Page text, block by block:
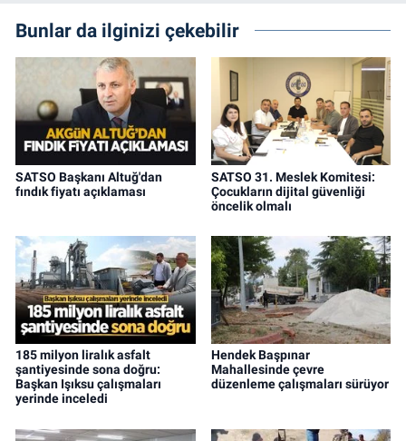
Bunlar da ilginizi çekebilir
SATSO Başkanı Altuğ'dan
fındık fiyatı açıklaması
SATSO 31. Meslek Komitesi:
Çocukların dijital güvenliği
öncelik olmalı
185 milyon liralık asfalt
şantiyesinde sona doğru:
Başkan Işıksu çalışmaları
yerinde inceledi
Hendek Başpınar
Mahallesinde çevre
düzenleme çalışmaları sürüyor